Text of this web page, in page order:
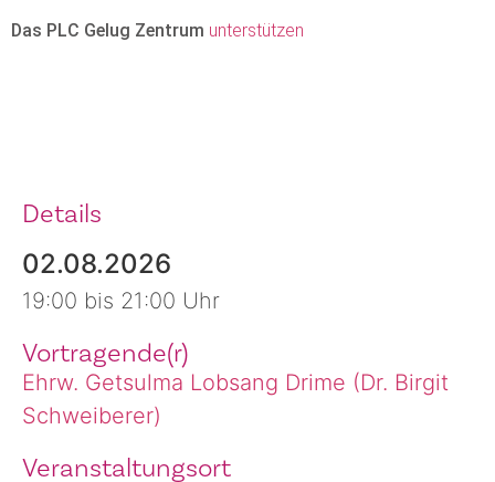
Das PLC Gelug Zentrum unterstützen
Details
02.08.2026
19:00 bis 21:00 Uhr
Vortragende(r)
Ehrw. Getsulma Lobsang Drime (Dr. Birgit
Schweiberer)
Veranstaltungsort